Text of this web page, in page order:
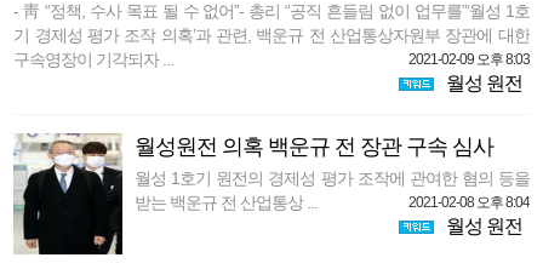
- 靑 “정책, 수사 목표 될 수 없어”- 총리 “공직 흔들림 없이 업무를”‘월성 1호
기 경제성 평가 조작 의혹’과 관련, 백운규 전 산업통상자원부 장관에 대한
구속영장이 기각되자 ...
2021-02-09 오후 8:03
월성 원전
월성원전 의혹 백운규 전 장관 구속 심사
월성 1호기 원전의 경제성 평가 조작에 관여한 혐의 등을
받는 백운규 전 산업통상 ...
2021-02-08 오후 8:04
월성 원전